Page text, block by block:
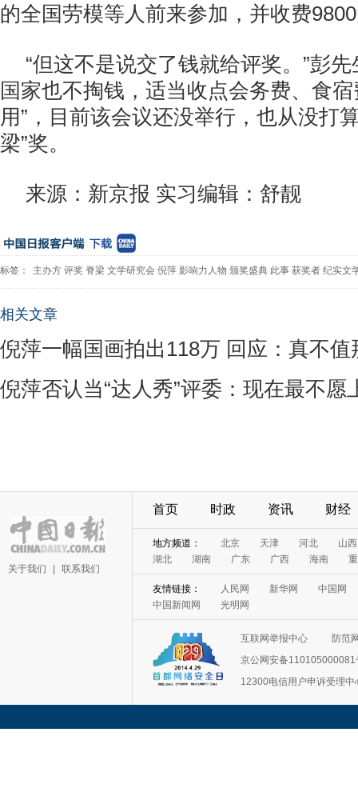
的全国劳模等人前来参加，并收费
“但这不是说交了钱就给评奖。”彭
国家也不掏钱，适当收点会务费、食
用”，目前该会议还没举行，也从没打
梁”奖。
来源：新京报 实习编辑：舒靓
标签： 主办方 评奖 脊梁 文学研究会 倪萍 影响力人物 颁奖盛典 此事 获奖者 纪实文
相关文章
倪萍一幅国画拍出118万 回应：真不值
倪萍否认当“达人秀”评委：现在最不愿
关于我们 联系我们
首页 时政 资讯 财经
地方频道： 北京 天津 河北
山西
湖北
湖南 广东 广西 海南
友情链接： 人民网 新华网
中国网
中国新闻网
光明网
互联网举报中心
防范
京公网安备110105000081
12300电信用户申诉受理中